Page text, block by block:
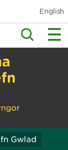
English
Gwlad